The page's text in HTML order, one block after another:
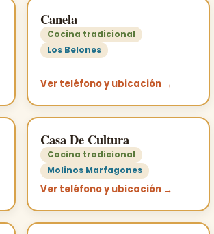
Canela
Cocina tradicional
Los Belones
Ver teléfono y ubicación →
Casa De Cultura
Cocina tradicional
Molinos Marfagones
Ver teléfono y ubicación →